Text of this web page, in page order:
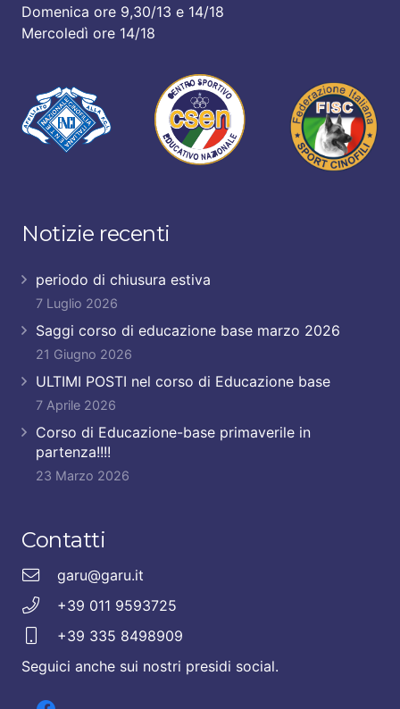
Domenica ore 9,30/13 e 14/18
Mercoledì ore 14/18
Notizie recenti
periodo di chiusura estiva
7 Luglio 2026
Saggi corso di educazione base marzo 2026
21 Giugno 2026
ULTIMI POSTI nel corso di Educazione base
7 Aprile 2026
Corso di Educazione-base primaverile in
partenza!!!!
23 Marzo 2026
Contatti
garu@garu.it
+39 011 9593725
+39 335 8498909
Seguici anche sui nostri presidi social.